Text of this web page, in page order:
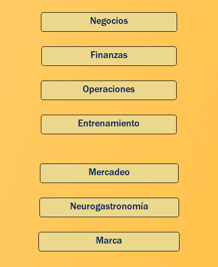
Negocios
Finanzas
Operaciones
Entrenamiento
Mercadeo
Neurogastronomía
Marca